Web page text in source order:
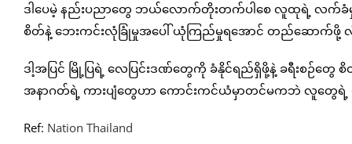
ဒါပေမဲ့ နည်းပညာတွေ ဘယ်လောက်တိုးတက်ပါစေ လူထုရဲ့ လက်ခံမှုက
စိတ်နဲ့ ဘေးကင်းလုံခြုံမှုအပေါ် ယုံကြည်မှုရအောင် တည်ဆောက်ဖို့
ဒါ့အပြင် မြို့ပြရဲ့ လေပြင်းဒဏ်တွေကို ခံနိုင်ရည်ရှိဖို့နဲ့ ခရီးစဉ်တွေ
အနာဂတ်ရဲ့ ကားပျံတွေဟာ ကောင်းကင်ယံမှာတင်မကဘဲ လူတွေရဲ့ စိ
Ref: Nation Thailand